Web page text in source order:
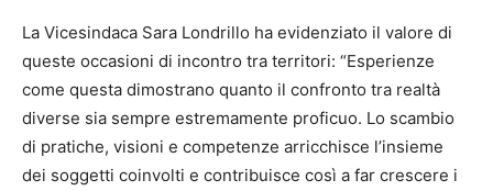
La Vicesindaca Sara Londrillo ha evidenziato il valore di
queste occasioni di incontro tra territori: “Esperienze
come questa dimostrano quanto il confronto tra realtà
diverse sia sempre estremamente proficuo. Lo scambio
di pratiche, visioni e competenze arricchisce l’insieme
dei soggetti coinvolti e contribuisce così a far crescere i